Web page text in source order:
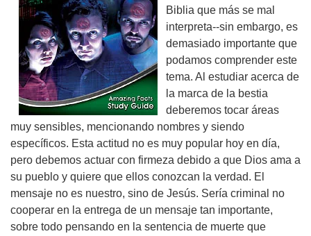
Biblia que más se mal
interpreta--sin embargo, es
demasiado importante que
podamos comprender este
tema. Al estudiar acerca de
la marca de la bestia
deberemos tocar áreas
muy sensibles, mencionando nombres y siendo
específicos. Esta actitud no es muy popular hoy en día,
pero debemos actuar con firmeza debido a que Dios ama a
su pueblo y quiere que ellos conozcan la verdad. El
mensaje no es nuestro, sino de Jesús. Sería criminal no
cooperar en la entrega de un mensaje tan importante,
sobre todo pensando en la sentencia de muerte que